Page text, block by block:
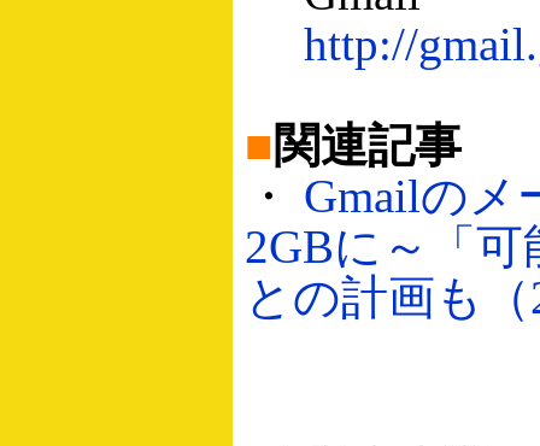
http://
■関連記事
・ Gmailのメ
2GBに～「
との計画も